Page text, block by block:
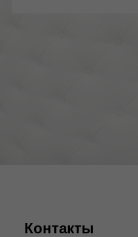
Контакты